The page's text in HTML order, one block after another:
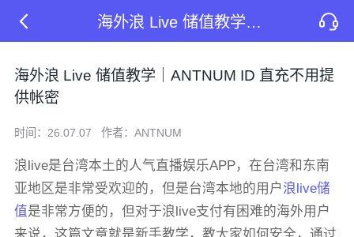
海外浪 Live 储值教学｜ANTNUM ID 直充不用提供帐密
海外浪 Live 储值教学｜ANTNUM ID 直充不用提
供帐密
时间：26.07.07 作者：ANTNUM
浪live是台湾本土的人气直播娱乐APP，在台湾和东南
亚地区是非常受欢迎的，但是台湾本地的用户 浪live储
值是非常方便的，但对于浪live支付有困难的海外用户